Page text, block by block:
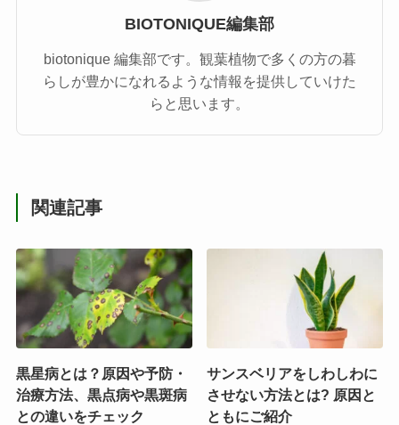
BIOTONIQUE編集部
biotonique 編集部です。観葉植物で多くの方の暮
らしが豊かになれるような情報を提供していけた
らと思います。
関連記事
黒星病とは？原因や予防・
治療方法、黒点病や黒斑病
との違いをチェック
サンスベリアをしわしわに
させない方法とは? 原因と
ともにご紹介